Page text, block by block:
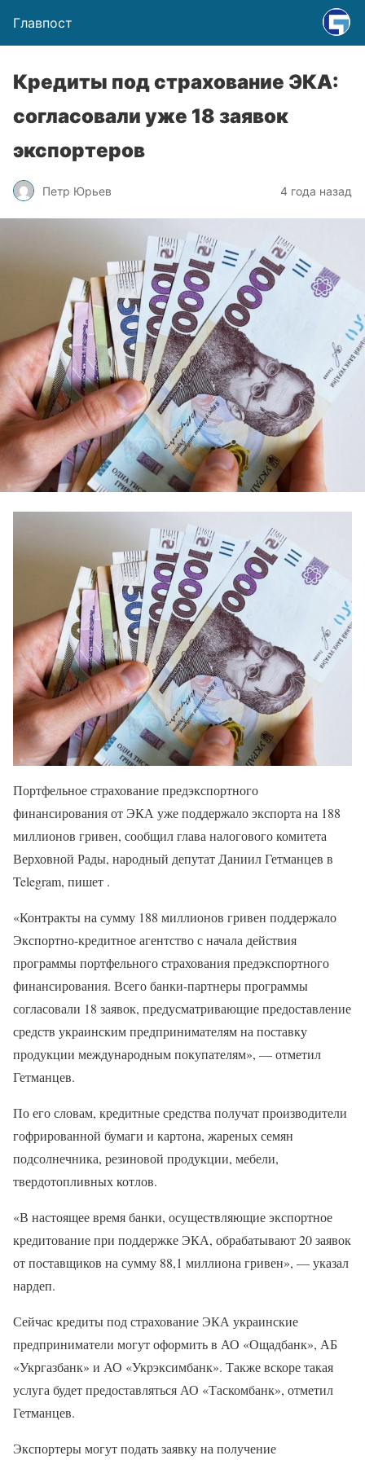
Главпост
Кредиты под страхование ЭКА:
согласовали уже 18 заявок
экспортеров
Петр Юрьев 4 года назад
Портфельное страхование предэкспортного
финансирования от ЭКА уже поддержало экспорта на 188
миллионов гривен, сообщил глава налогового комитета
Верховной Рады, народный депутат Даниил Гетманцев в
Telegram, пишет .
«Контракты на сумму 188 миллионов гривен поддержало
Экспортно-кредитное агентство с начала действия
программы портфельного страхования предэкспортного
финансирования. Всего банки-партнеры программы
согласовали 18 заявок, предусматривающие предоставление
средств украинским предпринимателям на поставку
продукции международным покупателям», — отметил
Гетманцев.
По его словам, кредитные средства получат производители
гофрированной бумаги и картона, жареных семян
подсолнечника, резиновой продукции, мебели,
твердотопливных котлов.
«В настоящее время банки, осуществляющие экспортное
кредитование при поддержке ЭКА, обрабатывают 20 заявок
от поставщиков на сумму 88,1 миллиона гривен», — указал
нардеп.
Сейчас кредиты под страхование ЭКА украинские
предприниматели могут оформить в АО «Ощадбанк», АБ
«Укргазбанк» и АО «Укрэксимбанк». Также вскоре такая
услуга будет предоставляться АО «Таскомбанк», отметил
Гетманцев.
Экспортеры могут подать заявку на получение